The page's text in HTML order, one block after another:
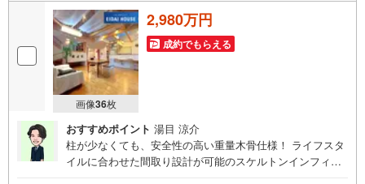
画像36枚
2,980万円
成約でもらえる
おすすめポイント 湯目 涼介
柱が少なくても、安全性の高い重量木骨仕様！ ライフスタ
イルに合わせた間取り設計が可能のスケルトンインフィル